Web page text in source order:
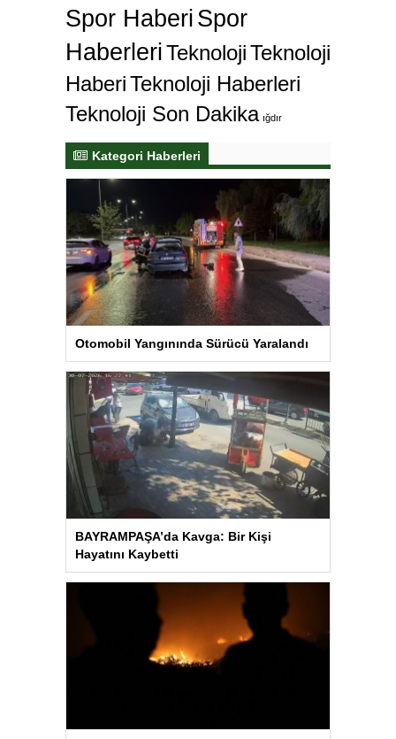
Spor Haberi Spor
HaberleriTeknolojiTeknoloji
HaberiTeknoloji Haberleri
Teknoloji Son Dakika ığdır
Kategori Haberleri
Otomobil Yangınında Sürücü Yaralandı
BAYRAMPAŞA’da Kavga: Bir Kişi
Hayatını Kaybetti